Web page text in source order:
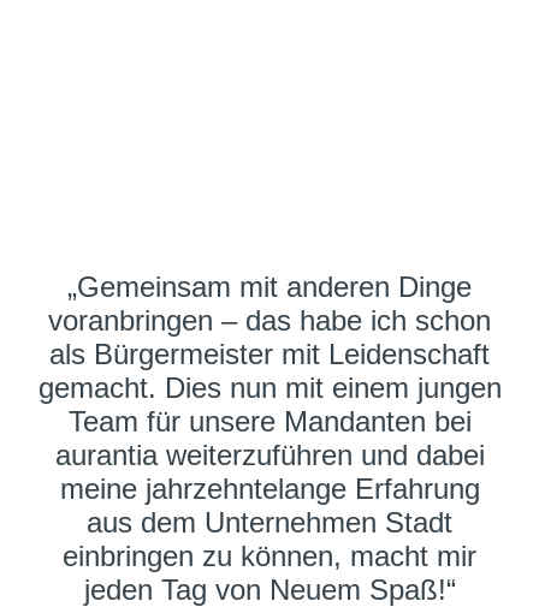
„Gemeinsam mit anderen Dinge
voranbringen – das habe ich schon
als Bürgermeister mit Leidenschaft
gemacht. Dies nun mit einem jungen
Team für unsere Mandanten bei
aurantia weiterzuführen und dabei
meine jahrzehntelange Erfahrung
aus dem Unternehmen Stadt
einbringen zu können, macht mir
jeden Tag von Neuem Spaß!“